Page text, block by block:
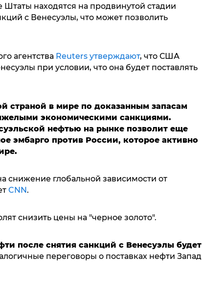
находятся на продвинутой стадии
с Венесуэлы, что может позволить
агентства Reuters утверждают, что США
при условии, что она будет поставлять
страной в мире по доказанным запасам
экономическими санкциями.
нефтью на рынке позволит еще
эмбарго против России, которое активно
снижение глобальной зависимости от
CNN.
снизить цены на "черное золото".
после снятия санкций с Венесуэлы будет
переговоры о поставках нефти Запад